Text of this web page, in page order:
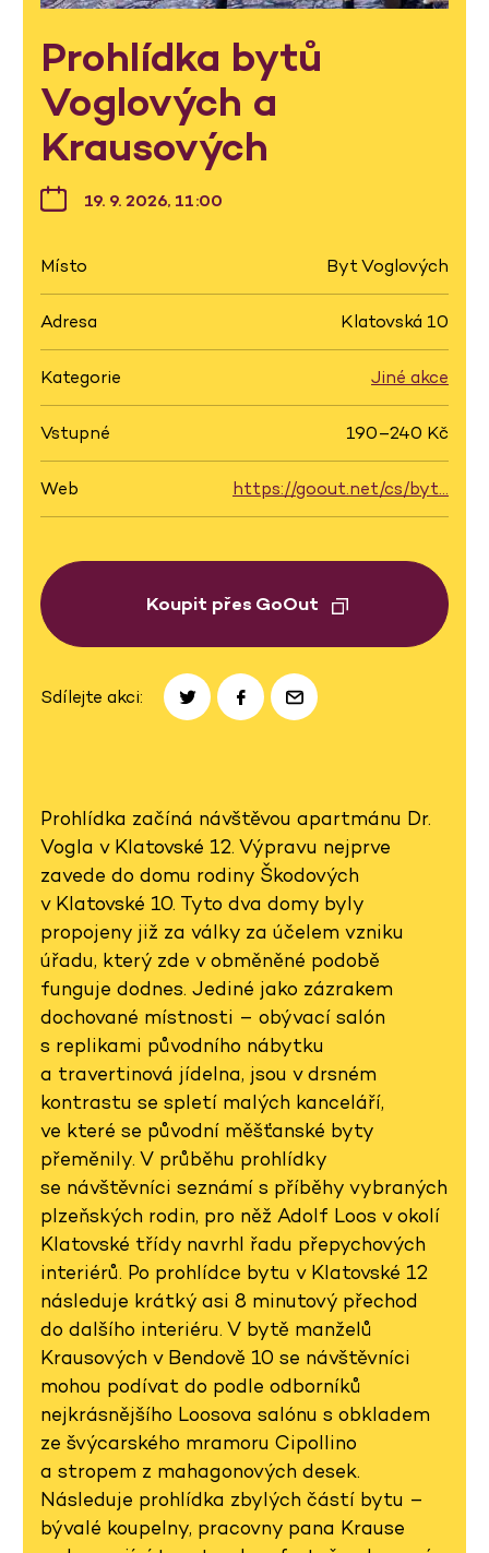
Prohlídka bytů
Voglových a
Krausových
19. 9. 2026, 11:00
Místo Byt Voglových
Adresa Klatovská 10
Kategorie Jiné akce
Vstupné 190–240 Kč
Web https://goout.net/cs/byt…
Koupit přes GoOut
Sdílejte akci:
Prohlídka začíná návštěvou apartmánu Dr.
Vogla v Klatovské 12. Výpravu nejprve
zavede do domu rodiny Škodových
v Klatovské 10. Tyto dva domy byly
propojeny již za války za účelem vzniku
úřadu, který zde v obměněné podobě
funguje dodnes. Jediné jako zázrakem
dochované místnosti – obývací salón
s replikami původního nábytku
a travertinová jídelna, jsou v drsném
kontrastu se spletí malých kanceláří,
ve které se původní měšťanské byty
přeměnily. V průběhu prohlídky
se návštěvníci seznámí s příběhy vybraných
plzeňských rodin, pro něž Adolf Loos v okolí
Klatovské třídy navrhl řadu přepychových
interiérů. Po prohlídce bytu v Klatovské 12
následuje krátký asi 8 minutový přechod
do dalšího interiéru. V bytě manželů
Krausových v Bendově 10 se návštěvníci
mohou podívat do podle odborníků
nejkrásnějšího Loosova salónu s obkladem
ze švýcarského mramoru Cipollino
a stropem z mahagonových desek.
Následuje prohlídka zbylých částí bytu –
bývalé koupelny, pracovny pana Krause